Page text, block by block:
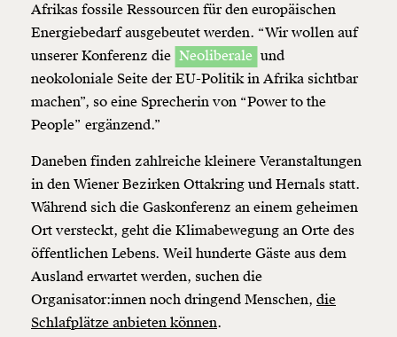
Afrikas fossile Ressourcen für den europäischen
Energiebedarf ausgebeutet werden. “Wir wollen auf
unserer Konferenz die Neoliberale und
neokoloniale Seite der EU-Politik in Afrika sichtbar
machen”, so eine Sprecherin von “Power to the
People” ergänzend.”
Daneben finden zahlreiche kleinere Veranstaltungen
in den Wiener Bezirken Ottakring und Hernals statt.
Während sich die Gaskonferenz an einem geheimen
Ort versteckt, geht die Klimabewegung an Orte des
öffentlichen Lebens. Weil hunderte Gäste aus dem
Ausland erwartet werden, suchen die
Organisator:innen noch dringend Menschen, die
Schlafplätze anbieten können.